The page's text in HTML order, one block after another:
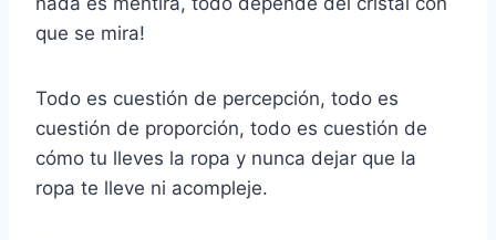
que se mira!
Todo es cuestión de percepción, todo es
cuestión de proporción, todo es cuestión de
cómo tu lleves la ropa y nunca dejar que la
ropa te lleve ni acompleje.